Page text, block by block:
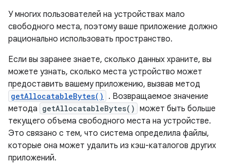
У многих пользователей на устройствах мало
свободного места, поэтому ваше приложение должно
рационально использовать пространство.
Если вы заранее знаете, сколько данных храните, вы
можете узнать, сколько места устройство может
предоставить вашему приложению, вызвав метод
getAllocatableBytes()
. Возвращаемое значение
метода getAllocatableBytes() может быть больше
текущего объема свободного места на устройстве.
Это связано с тем, что система определила файлы,
которые она может удалить из кэш-каталогов других
приложений.